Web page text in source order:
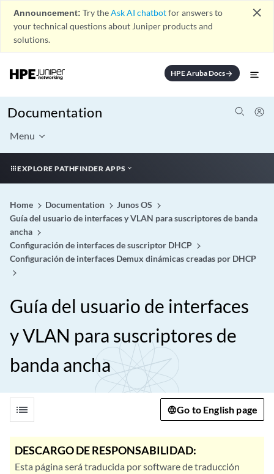
Announcement: Try theAsk AI chatbotfor answers to
your technical questions about Juniper products and
solutions.
close
HPE Aruba Docsarrow_forward
Documentation
Menu
EXPLORE PATHFINDER APPS
Home Documentation
Junos OS
Guía del usuario de interfaces y VLAN para suscriptores de banda
ancha
Configuración de interfaces de suscriptor DHCP
Configuración de interfaces Demux dinámicas creadas por DHCP
Guía del usuario de interfaces
y VLAN para suscriptores de
banda ancha
list Go to English page
DESCARGO DE RESPONSABILIDAD:
Esta página será traducida por software de traducción